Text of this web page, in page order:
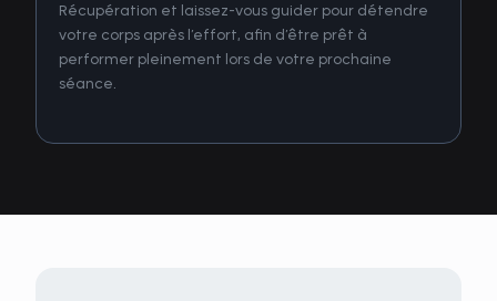
Récupération et laissez-vous guider pour détendre
votre corps après l’effort, afin d’être prêt à
performer pleinement lors de votre prochaine
séance.